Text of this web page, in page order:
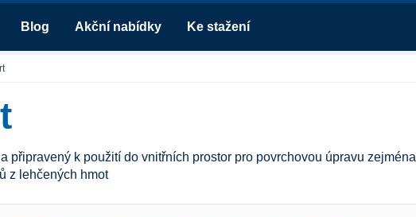
Blog Akční nabídky Ke stažení
připravený k použití do vnitřních prostor pro povrchovou úpravu zejména
z lehčených hmot